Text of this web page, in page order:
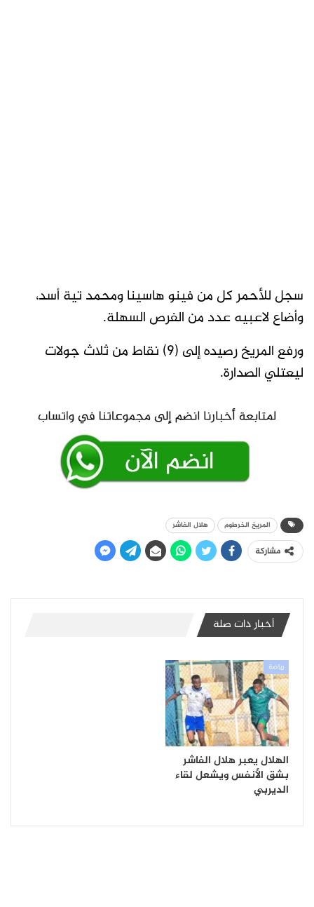
سجل للأحمر كل من فينو هاسينا ومحمد تية أسد،
وأضاع لاعبيه عدد من الفرص السهلة.
ورفع المريخ رصيده إلى (9) نقاط من ثلاث جولات
ليعتلي الصدارة.
المريخ الخرطوم هلال الفاشر
مشاركة
أخبار ذات صلة
رياضة
الهلال يعبر هلال الفاشر
بشق الأنفس ويشعل لقاء
الديربي